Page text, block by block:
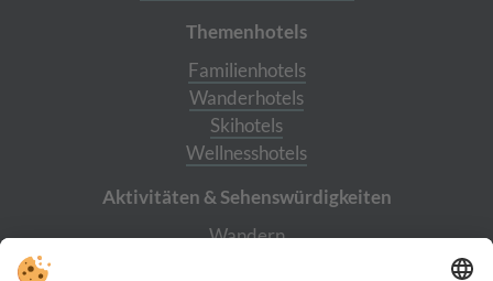
Themenhotels
Familienhotels
Wanderhotels
Skihotels
Wellnesshotels
Aktivitäten & Sehens­würdigkeiten
Wandern